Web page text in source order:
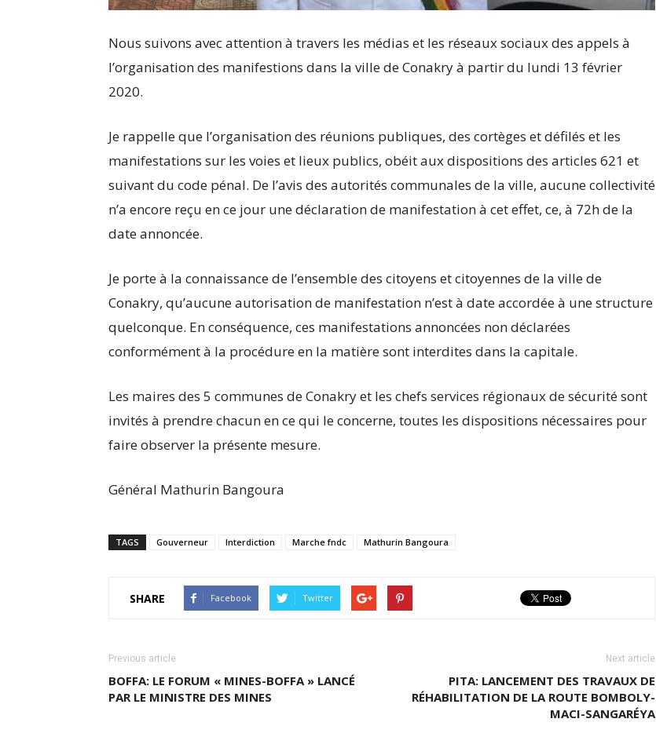
Nous suivons avec attention à travers les médias et les réseaux sociaux des appels à
l’organisation des manifestions dans la ville de Conakry à partir du lundi 13 février
2020.
Je rappelle que l’organisation des réunions publiques, des cortèges et défilés et les
manifestations sur les voies et lieux publics, obéit aux dispositions des articles 621 et
suivant du code pénal. De l’avis des autorités communales de la ville, aucune collectivité
n’a encore reçu en ce jour une déclaration de manifestation à cet effet, ce, à 72h de la
date annoncée.
Je porte à la connaissance de l’ensemble des citoyens et citoyennes de la ville de
Conakry, qu’aucune autorisation de manifestation n’est à date accordée à une structure
quelconque. En conséquence, ces manifestations annoncées non déclarées
conformément à la procédure en la matière sont interdites dans la capitale.
Les maires des 5 communes de Conakry et les chefs services régionaux de sécurité sont
invités à prendre chacun en ce qui le concerne, toutes les dispositions nécessaires pour
faire observer la présente mesure.
Général Mathurin Bangoura
TAGS Gouverneur Interdiction Marche fndc Mathurin Bangoura
SHARE Facebook Twitter
Previous article
BOFFA: LE FORUM « MINES-BOFFA » LANCÉ
PAR LE MINISTRE DES MINES
Next article
PITA: LANCEMENT DES TRAVAUX DE
RÉHABILITATION DE LA ROUTE BOMBOLY-
MACI-SANGARÉYA